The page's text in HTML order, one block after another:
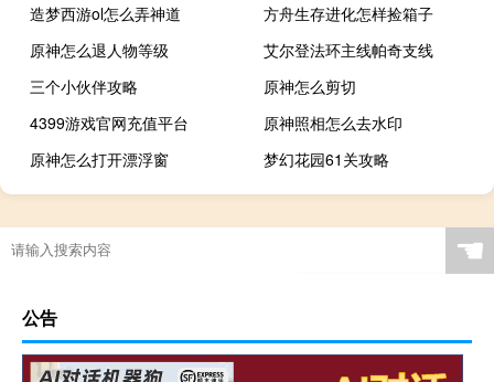
造梦西游ol怎么弄神道
方舟生存进化怎样捡箱子
原神怎么退人物等级
艾尔登法环主线帕奇支线
三个小伙伴攻略
原神怎么剪切
4399游戏官网充值平台
原神照相怎么去水印
原神怎么打开漂浮窗
梦幻花园61关攻略
☚
公告